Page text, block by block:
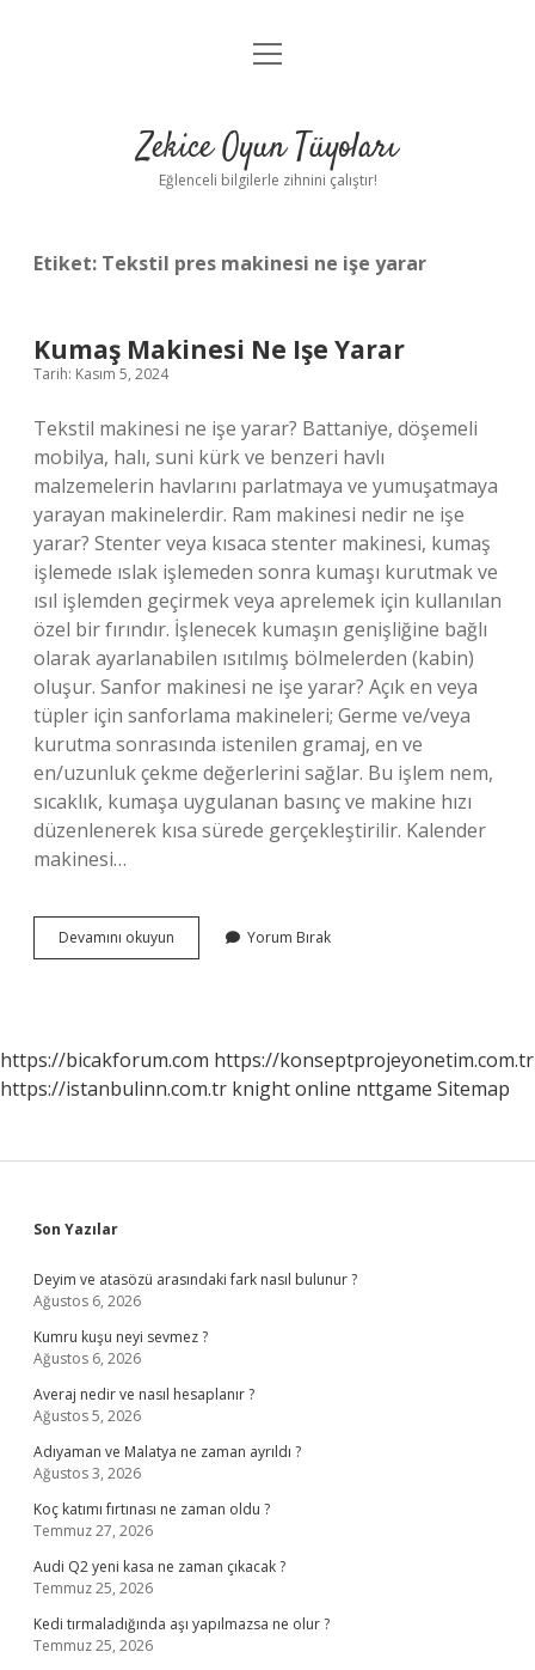
Anasayfa
Yasal Uyarı
menüyü
Zekice Oyun Tüyoları
Eğlenceli bilgilerle zihnini çalıştır!
Etiket: Tekstil pres makinesi ne işe yarar
Kumaş Makinesi Ne Işe Yarar
Tarih: Kasım 5, 2024
Tekstil makinesi ne işe yarar? Battaniye, döşemeli
mobilya, halı, suni kürk ve benzeri havlı
malzemelerin havlarını parlatmaya ve yumuşatmaya
yarayan makinelerdir. Ram makinesi nedir ne işe
yarar? Stenter veya kısaca stenter makinesi, kumaş
işlemede ıslak işlemeden sonra kumaşı kurutmak ve
ısıl işlemden geçirmek veya aprelemek için kullanılan
özel bir fırındır. İşlenecek kumaşın genişliğine bağlı
olarak ayarlanabilen ısıtılmış bölmelerden (kabin)
oluşur. Sanfor makinesi ne işe yarar? Açık en veya
tüpler için sanforlama makineleri; Germe ve/veya
kurutma sonrasında istenilen gramaj, en ve
en/uzunluk çekme değerlerini sağlar. Bu işlem nem,
sıcaklık, kumaşa uygulanan basınç ve makine hızı
düzenlenerek kısa sürede gerçekleştirilir. Kalender
makinesi…
Devamını okuyun
Makinesi
Yorum Bırak
https://bicakforum.com https://konseptprojeyonetim.com.tr
https://istanbulinn.com.tr knight online nttgame Sitemap
Sidebar
Son Yazılar
Deyim ve atasözü arasındaki fark nasıl bulunur ?
Ağustos 6, 2026
Kumru kuşu neyi sevmez ?
Ağustos 6, 2026
Averaj nedir ve nasıl hesaplanır ?
Ağustos 5, 2026
Adıyaman ve Malatya ne zaman ayrıldı ?
Ağustos 3, 2026
Koç katımı fırtınası ne zaman oldu ?
Temmuz 27, 2026
Audi Q2 yeni kasa ne zaman çıkacak ?
Temmuz 25, 2026
Kedi tırmaladığında aşı yapılmazsa ne olur ?
Temmuz 25, 2026